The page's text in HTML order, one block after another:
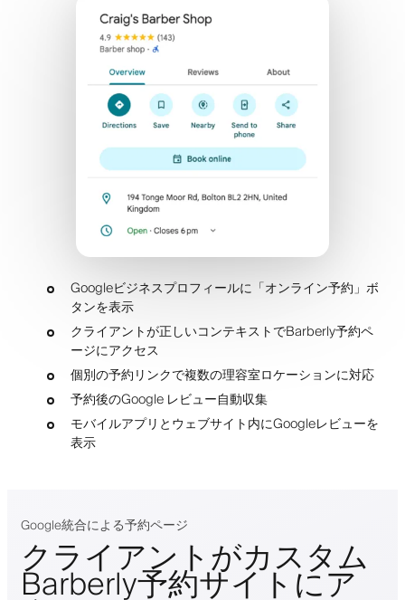
Googleビジネスプロフィールに「オンライン予約」ボ
タンを表示
クライアントが正しいコンテキストでBarberly予約ペ
ージにアクセス
個別の予約リンクで複数の理容室ロケーションに対応
予約後のGoogle レビュー自動収集
モバイルアプリとウェブサイト内にGoogleレビューを
表示
Google統合による予約ページ
クライアントがカスタム
Barberly予約サイトにア